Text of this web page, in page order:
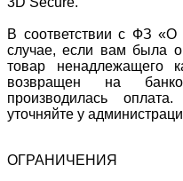
В соответствии с ФЗ «О
случае, если вам была
товар ненадлежащего
возвращен на
производилась
уточняйте у
ОГРАНИЧЕНИЯ